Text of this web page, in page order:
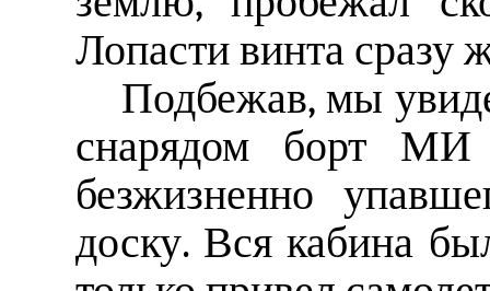
Лопасти винта сразу
Подбежав, мы
снарядом борт
безжизненно
доску. Вся кабина